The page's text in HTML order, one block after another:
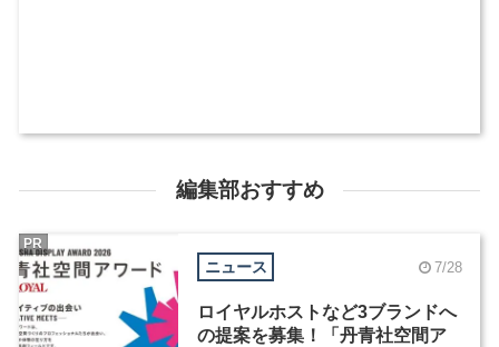
編集部おすすめ
ニュース 7/28
ロイヤルホストなど3ブランドへ
の提案を募集！「丹青社空間ア
PR